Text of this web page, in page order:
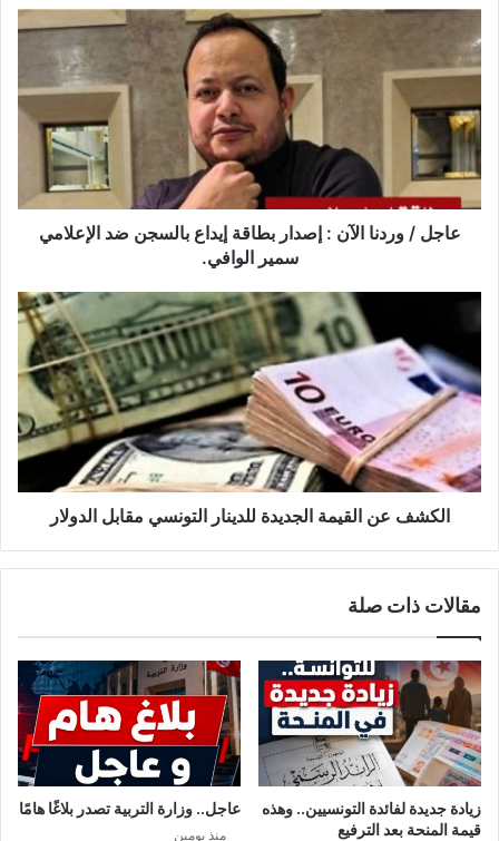
/
وردنا
:
إصدار
بطاقة
إيداع
بالسجن
الوافي.
عاجل / وردنا الآن : إصدار بطاقة إيداع بالسجن ضد الإعلامي
سمير الوافي.
الكشف
عن
القيمة
الجديدة
للدينار
التونسي
مقابل
الدولار
الكشف عن القيمة الجديدة للدينار التونسي مقابل الدولار
مقالات ذات صلة
زيادة جديدة لفائدة التونسيين.. وهذه
قيمة المنحة بعد الترفيع
عاجل.. وزارة التربية تصدر بلاغًا هامًا
منذ يومين